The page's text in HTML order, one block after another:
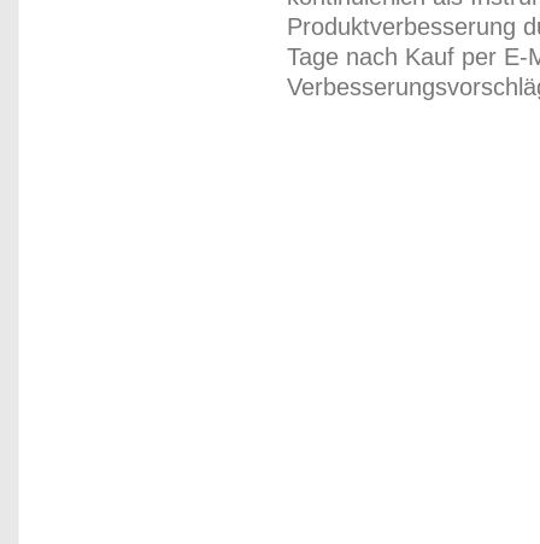
Produktverbesserung
Tage nach Kauf per E-